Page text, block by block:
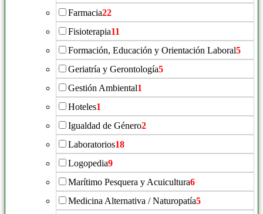
Farmacia22
Fisioterapia11
Formación, Educación y Orientación Laboral5
Geriatría y Gerontología5
Gestión Ambiental1
Hoteles1
Igualdad de Género2
Laboratorios18
Logopedia9
Marítimo Pesquera y Acuicultura6
Medicina Alternativa / Naturopatía5